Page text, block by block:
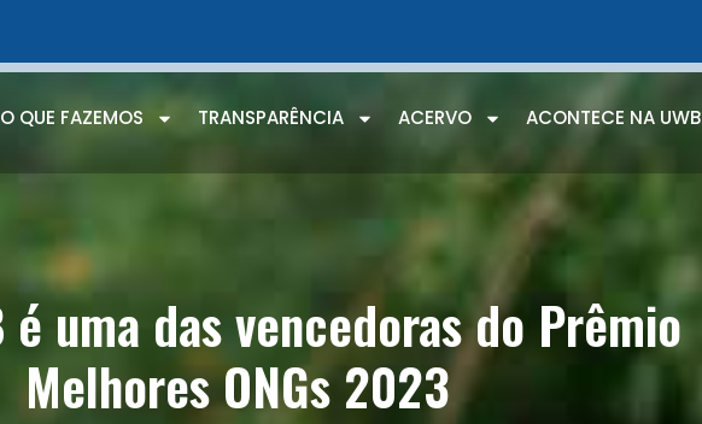
O QUE FAZEMOS TRANSPARÊNCIA ACERVO ACONTECE NA UWB
é uma das vencedoras do Prêmio
Melhores ONGs 2023